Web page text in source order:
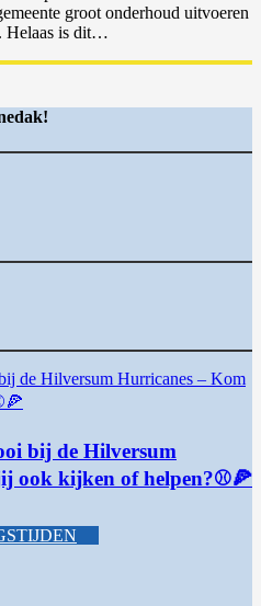
groot onderhoud uitvoeren
Helaas is dit…
bij de Hilversum
ook kijken of helpen?⚾🍕